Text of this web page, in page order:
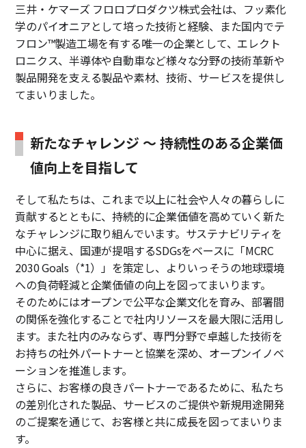
三井・ケマーズ フロロプロダクツ株式会社は、フッ素化
学のパイオニアとして培った技術と経験、また国内でテ
フロン™製造工場を有する唯一の企業として、エレクト
ロニクス、半導体や自動車など様々な分野の技術革新や
製品開発を支える製品や素材、技術、サービスを提供し
てまいりました。
新たなチャレンジ ～ 持続性のある企業価
値向上を目指して
そして私たちは、これまで以上に社会や人々の暮らしに
貢献するとともに、持続的に企業価値を高めていく新た
なチャレンジに取り組んでいます。サステナビリティを
中心に据え、国連が提唱するSDGsをベースに「MCRC
2030 Goals（*1）」を策定し、よりいっそうの地球環境
への負荷軽減と企業価値の向上を図ってまいります。
そのためにはオープンで公平な企業文化を育み、部署間
の関係を強化することで社内リソースを最大限に活用し
ます。また社内のみならず、専門分野で卓越した技術を
お持ちの社外パートナーと協業を深め、オープンイノベ
ーションを推進します。
さらに、お客様の良きパートナーであるために、私たち
の差別化された製品、サービスのご提供や新規用途開発
のご提案を通じて、お客様と共に成長を図ってまいりま
す。